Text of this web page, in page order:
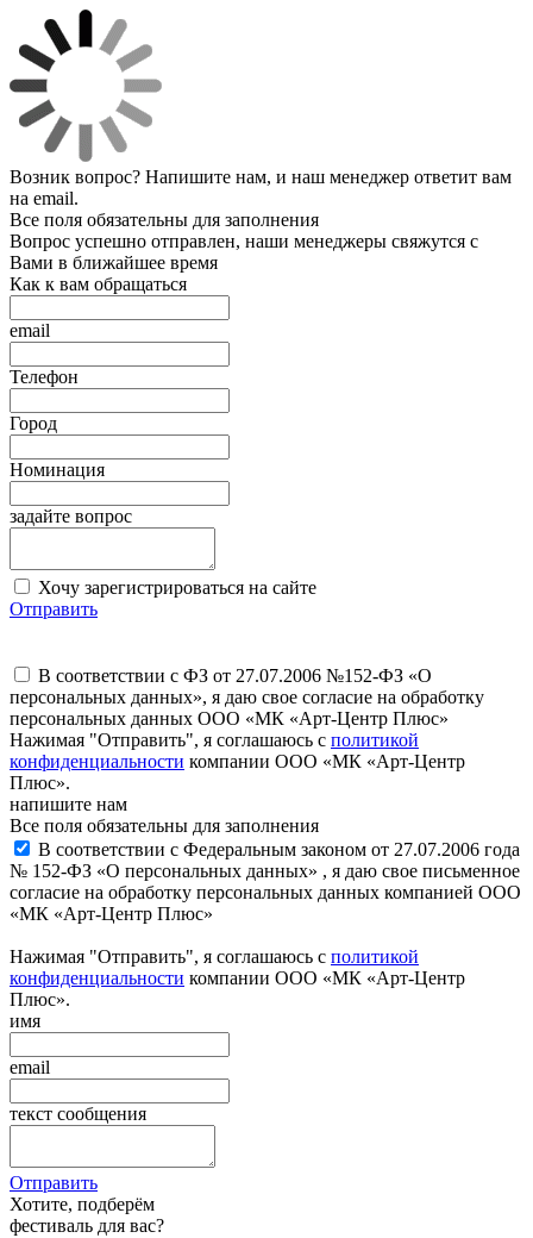
Возник вопрос? Напишите нам, и наш менеджер ответит вам
на email.
Все поля обязательны для заполнения
Вопрос успешно отправлен, наши менеджеры свяжутся с
Вами в ближайшее время
Как к вам обращаться
email
Телефон
Город
Номинация
задайте вопрос
Хочу зарегистрироваться на сайте
Отправить
В соответствии с ФЗ от 27.07.2006 №152-ФЗ «О
персональных данных», я даю свое согласие на обработку
персональных данных ООО «МК «Арт-Центр Плюс»
Нажимая "Отправить", я соглашаюсь с политикой
конфиденциальности компании ООО «МК «Арт-Центр
Плюс».
напишите нам
Все поля обязательны для заполнения
В соответствии с Федеральным законом от 27.07.2006 года
№ 152-ФЗ «О персональных данных» , я даю свое письменное
согласие на обработку персональных данных компанией ООО
«МК «Арт-Центр Плюс»
Нажимая "Отправить", я соглашаюсь с политикой
конфиденциальности компании ООО «МК «Арт-Центр
Плюс».
имя
email
текст сообщения
Отправить
Хотите, подберём
фестиваль для вас?